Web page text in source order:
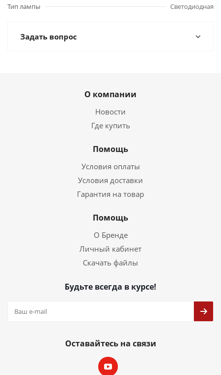
Тип лампы
Светодиодная
Задать вопрос
О компании
Новости
Где купить
Помощь
Условия оплаты
Условия доставки
Гарантия на товар
Помощь
О Бренде
Личный кабинет
Скачать файлы
Будьте всегда в курсе!
Оставайтесь на связи